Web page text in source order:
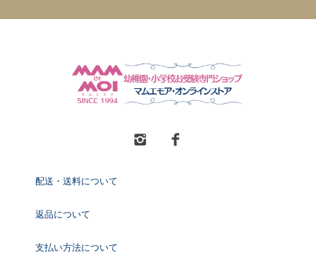
配送・送料について
返品について
支払い方法について